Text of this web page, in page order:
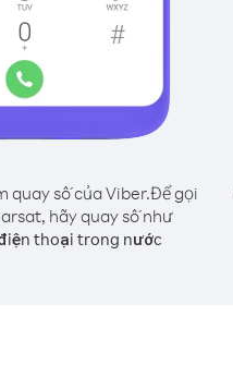
quay số của Viber.Để gọi
hãy quay số như
thoại trong nước